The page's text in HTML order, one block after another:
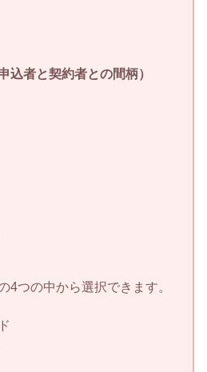
込者と契約者との間柄）
4つの中から選択できます。